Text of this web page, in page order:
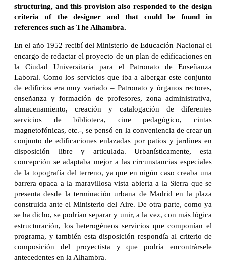
structuring, and this provision also responded to the design
criteria of the designer and that could be found in
references such as The Alhambra.
En el año 1952 recibí del Ministerio de Educación Nacional el
encargo de redactar el proyecto de un plan de edificaciones en
la Ciudad Universitaria para el Patronato de Enseñanza
Laboral. Como los servicios que iba a albergar este conjunto
de edificios era muy variado – Patronato y órganos rectores,
enseñanza y formación de profesores, zona administrativa,
almacenamiento, creación y catalogación de diferentes
servicios de biblioteca, cine pedagógico, cintas
magnetofónicas, etc.-, se pensó en la conveniencia de crear un
conjunto de edificaciones enlazadas por patios y jardines en
disposición libre y articulada. Urbanísticamente, esta
concepción se adaptaba mejor a las circunstancias especiales
de la topografía del terreno, ya que en nigún caso creaba una
barrera opaca a la maravillosa vista abierta a la Sierra que se
presenta desde la terminación urbana de Madrid en la plaza
construida ante el Ministerio del Aire. De otra parte, como ya
se ha dicho, se podrían separar y unir, a la vez, con más lógica
estructuración, los heterogéneos servicios que componían el
programa, y también esta disposición respondía al criterio de
composición del proyectista y que podría encontrársele
antecedentes en la Alhambra.